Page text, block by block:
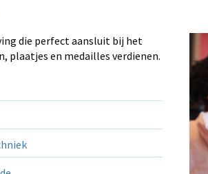
die perfect aansluit bij het
plaatjes en medailles verdienen.